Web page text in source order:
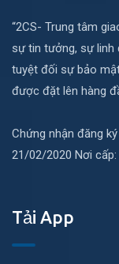
“2CS- Trung tâm
sự tin tưởng, sự
tuyệt đối sự bảo
được đặt lên hàng
Chứng nhận đăng
21/02/2020 Nơi
Tải App